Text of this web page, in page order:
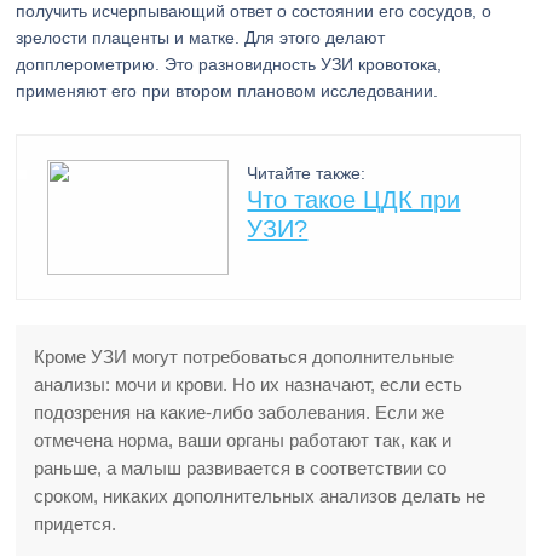
получить исчерпывающий ответ о состоянии его сосудов, о
зрелости плаценты и матке. Для этого делают
допплерометрию. Это разновидность УЗИ кровотока,
применяют его при втором плановом исследовании.
Читайте также:
Что такое ЦДК при
УЗИ?
Кроме УЗИ могут потребоваться дополнительные
анализы: мочи и крови. Но их назначают, если есть
подозрения на какие-либо заболевания. Если же
отмечена норма, ваши органы работают так, как и
раньше, а малыш развивается в соответствии со
сроком, никаких дополнительных анализов делать не
придется.